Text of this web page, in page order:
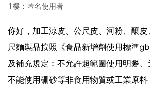
1樓：匿名使用者
你好，加工涼皮、公尺皮、河粉、釀
尺麵製品按照《食品新增劑使用標準
及補充規定：不允許超範圍使用明礬
不能使用硼砂等非食用物質或工業原